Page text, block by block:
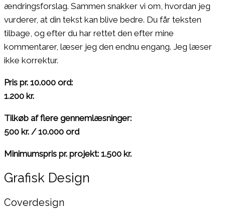
ændringsforslag. Sammen snakker vi om, hvordan jeg
vurderer, at din tekst kan blive bedre. Du får teksten
tilbage, og efter du har rettet den efter mine
kommentarer, læser jeg den endnu engang. Jeg læser
ikke korrektur.
Pris pr. 10.000 ord:
1.200 kr.
Tilkøb af flere gennemlæsninger:
500 kr. / 10.000 ord
Minimumspris pr. projekt: 1.500 kr.
Grafisk Design
Coverdesign